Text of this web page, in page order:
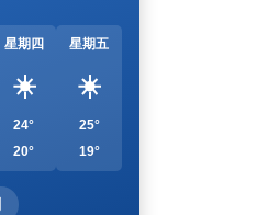
星期四
☀️
24°
20°
星期五
☀️
25°
19°